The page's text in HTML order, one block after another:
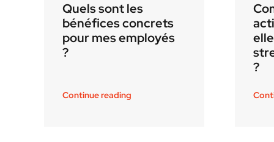
Quels sont les
bénéfices concrets
pour mes employés
?
Continue reading
?